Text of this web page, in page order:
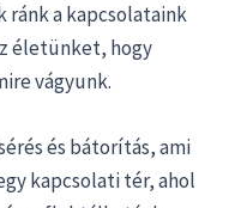
ránk a kapcsolataink
életünket, hogy
vágyunk.
és bátorítás, ami
kapcsolati tér, ahol